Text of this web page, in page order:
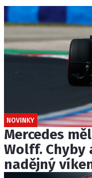
NOVINKY
Mercedes
Wolff. Chyby
nadějný